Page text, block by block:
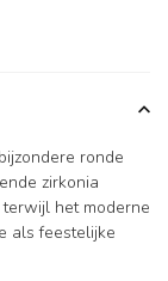
ronde
zirkonia
het moderne
als feestelijke